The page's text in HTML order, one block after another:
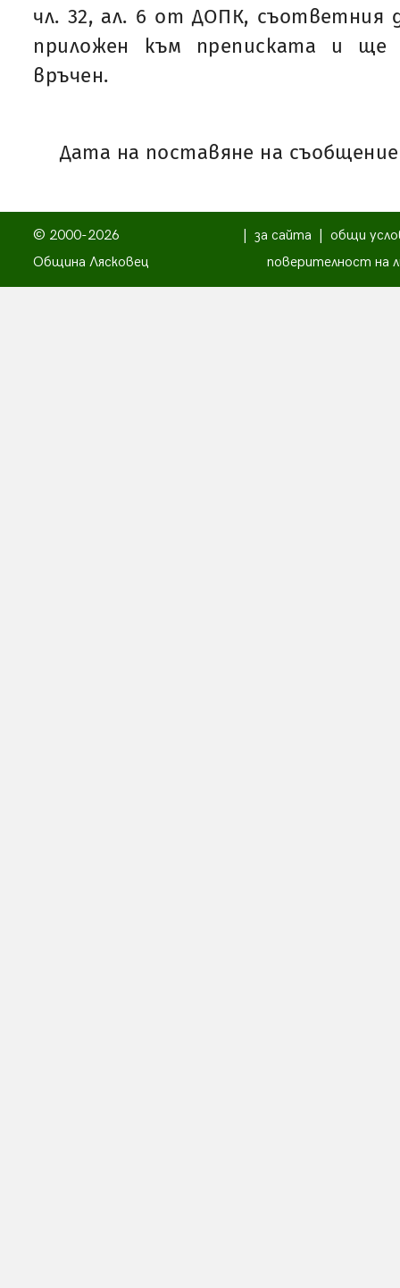
чл. 32, ал. 6 от ДОПК,
приложен към преписката и ще
връчен.
Дата на поставяне на
© 2000-2026
Община Лясковец
за сайта
общи
поверителност на